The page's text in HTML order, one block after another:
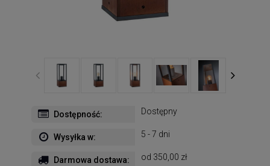
Dostępność: Dostępny
Wysyłka w: 5 - 7 dni
Darmowa dostawa: od 350,00 zł